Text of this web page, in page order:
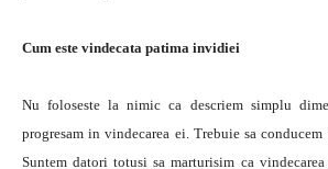
Cum este vindecata patima invidiei
Nu foloseste la nimic ca descriem simplu
progresam in vindecarea ei. Trebuie sa
Suntem datori totusi sa marturisim ca